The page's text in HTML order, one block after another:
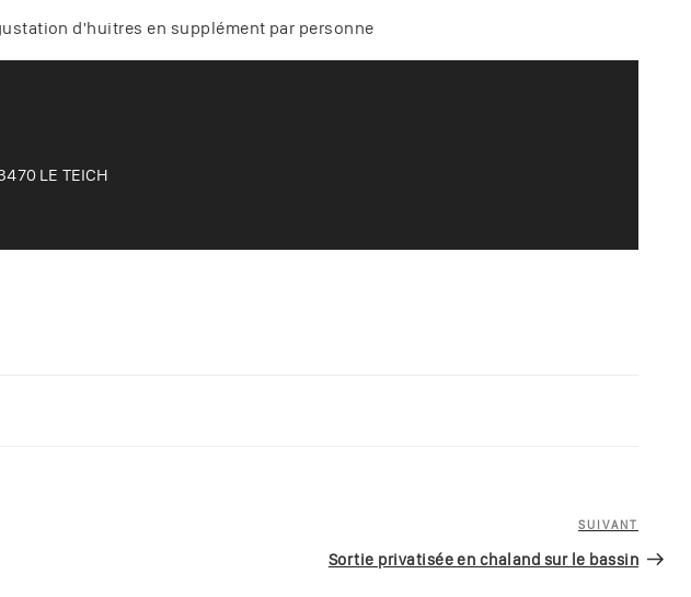
d'huitres en supplément par personne
LE TEICH
Article
SUIVANT
Sortie privatisée en chaland sur le bassin